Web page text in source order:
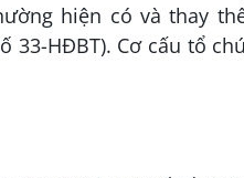
hiện có và thay
HĐBT). Cơ cấu tổ